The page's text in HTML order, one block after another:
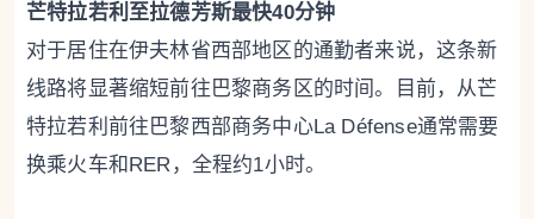
芒特拉若利至拉德芳斯最快40分钟
对于居住在伊夫林省西部地区的通勤者来说，这条新
线路将显著缩短前往巴黎商务区的时间。目前，从芒
特拉若利前往巴黎西部商务中心La Défense通常需要
换乘火车和RER，全程约1小时。